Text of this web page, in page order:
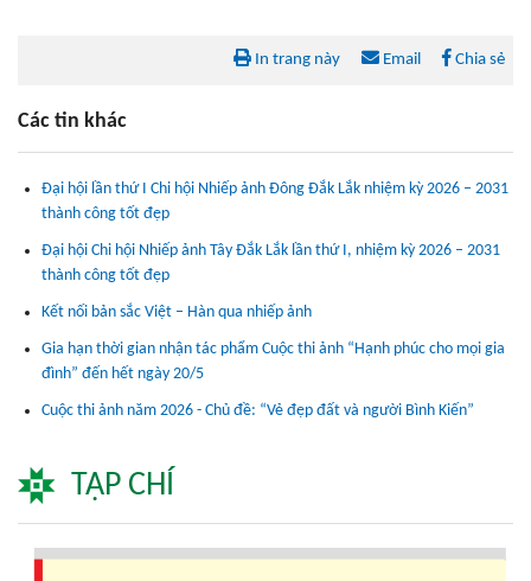
In trang này Email Chia sẻ
Các tin khác
Đại hội lần thứ I Chi hội Nhiếp ảnh Đông Đắk Lắk nhiệm kỳ 2026 – 2031
thành công tốt đẹp
Đại hội Chi hội Nhiếp ảnh Tây Đắk Lắk lần thứ I, nhiệm kỳ 2026 – 2031
thành công tốt đẹp
Kết nối bản sắc Việt – Hàn qua nhiếp ảnh
Gia hạn thời gian nhận tác phẩm Cuộc thi ảnh “Hạnh phúc cho mọi gia
đình” đến hết ngày 20/5
Cuộc thi ảnh năm 2026 - Chủ đề: “Vẻ đẹp đất và người Bình Kiến”
TẠP CHÍ